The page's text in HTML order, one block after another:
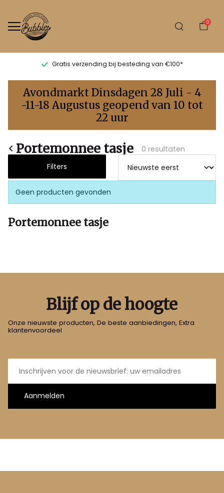
0
Gratis verzending bij besteding van €100*
Portemonnee
tasje
-
Bubbles
Sluis
Avondmarkt Dinsdagen 28 Juli - 4
-11-18 Augustus geopend van 10 tot
22 uur
Portemonnee tasje
0 resultaten
Filters
Geen producten gevonden
Portemonnee tasje
Blijf op de hoogte
Onze nieuwste producten, De beste aanbiedingen, Extra
klantenvoordeel
E-
mailadres
Aanmelden